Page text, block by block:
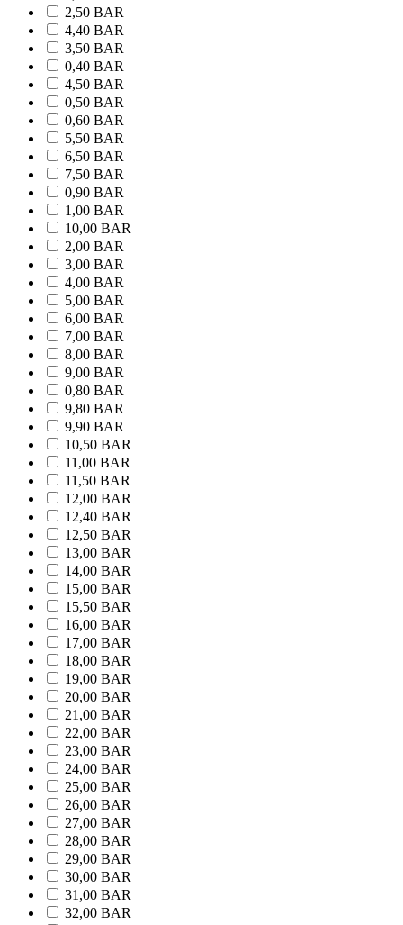
2,50 BAR
4,40 BAR
3,50 BAR
0,40 BAR
4,50 BAR
0,50 BAR
0,60 BAR
5,50 BAR
6,50 BAR
7,50 BAR
0,90 BAR
1,00 BAR
10,00 BAR
2,00 BAR
3,00 BAR
4,00 BAR
5,00 BAR
6,00 BAR
7,00 BAR
8,00 BAR
9,00 BAR
0,80 BAR
9,80 BAR
9,90 BAR
10,50 BAR
11,00 BAR
11,50 BAR
12,00 BAR
12,40 BAR
12,50 BAR
13,00 BAR
14,00 BAR
15,00 BAR
15,50 BAR
16,00 BAR
17,00 BAR
18,00 BAR
19,00 BAR
20,00 BAR
21,00 BAR
22,00 BAR
23,00 BAR
24,00 BAR
25,00 BAR
26,00 BAR
27,00 BAR
28,00 BAR
29,00 BAR
30,00 BAR
31,00 BAR
32,00 BAR